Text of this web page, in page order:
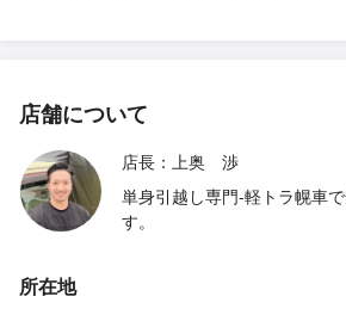
店舗について
店長：上奥 渉
単身引越し専門-軽トラ幌車
す。
所在地